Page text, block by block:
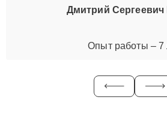
Дмитрий Сергеевич
Опыт работы – 7